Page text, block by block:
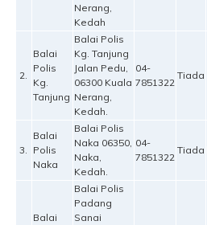
Nerang,
Kedah
2.
Balai
Polis
Kg.
Tanjung
Balai Polis
Kg. Tanjung
Jalan Pedu,
06300 Kuala
Nerang,
Kedah.
04-
7851322
Tiada
3.
Balai
Polis
Naka
Balai Polis
Naka 06350,
Naka,
Kedah.
04-
7851322
Tiada
Balai
Balai Polis
Padang
Sanai